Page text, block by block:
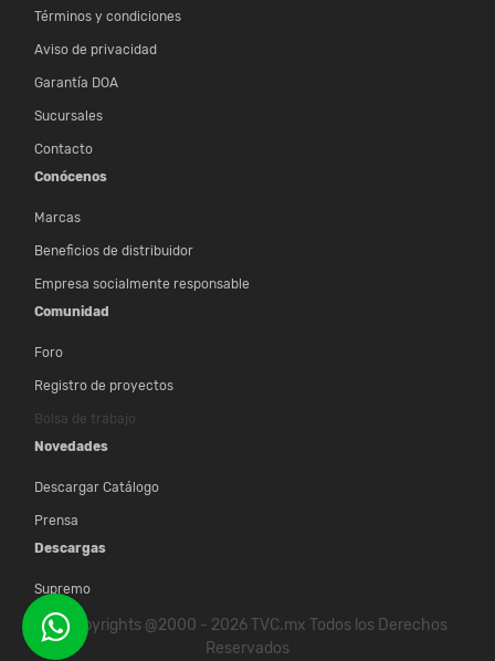
Términos y condiciones
Aviso de privacidad
Garantía DOA
Sucursales
Contacto
Conócenos
Marcas
Beneficios de distribuidor
Empresa socialmente responsable
Comunidad
Foro
Registro de proyectos
Bolsa de trabajo
Novedades
Descargar Catálogo
Prensa
Descargas
Supremo
© Copyrights @2000 - 2026 TVC.mx Todos los Derechos
Reservados